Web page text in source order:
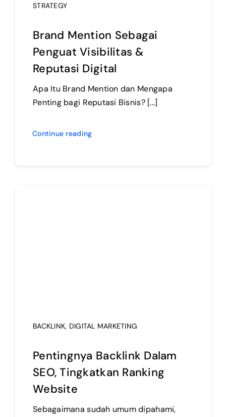
STRATEGY
Brand Mention Sebagai
Penguat Visibilitas &
Reputasi Digital
Apa Itu Brand Mention dan Mengapa
Penting bagi Reputasi Bisnis? [...]
Continue reading
BACKLINK, DIGITAL MARKETING
Pentingnya Backlink Dalam
SEO, Tingkatkan Ranking
Website
Sebagaimana sudah umum dipahami,